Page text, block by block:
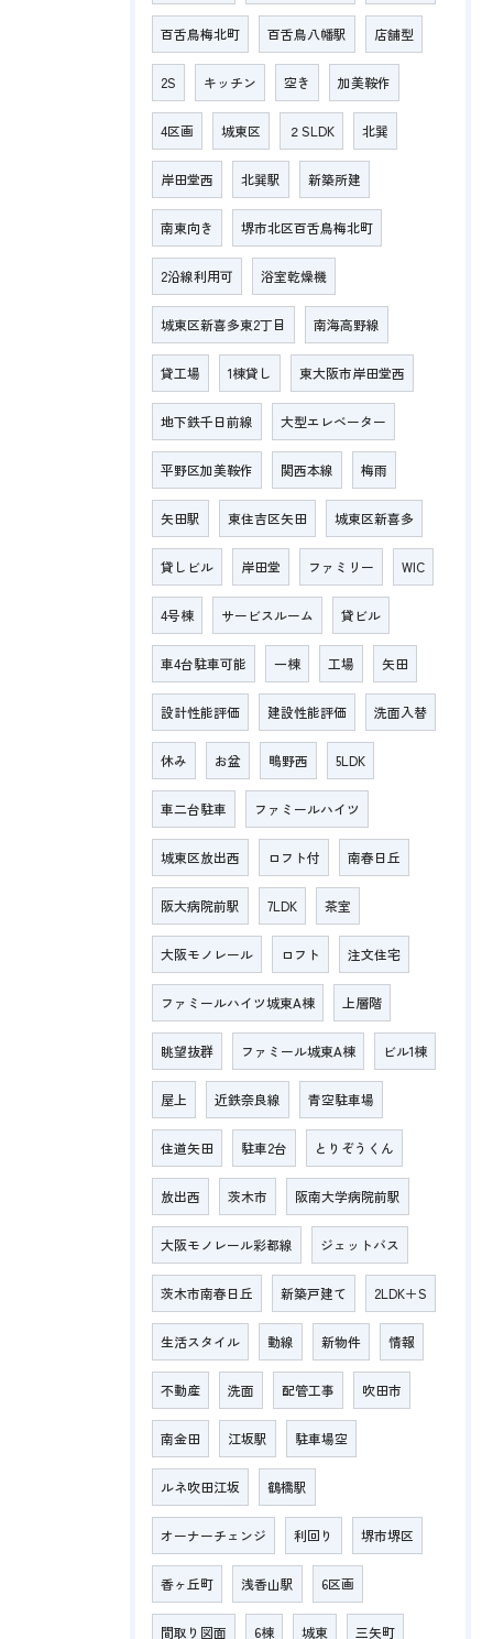
百舌鳥梅北町 百舌鳥八幡駅 店舗型
2S キッチン 空き 加美鞍作
4区画 城東区 ２SLDK 北巽
岸田堂西 北巽駅 新築所建
南東向き 堺市北区百舌鳥梅北町
2沿線利用可 浴室乾燥機
城東区新喜多東2丁目 南海高野線
貸工場 1棟貸し 東大阪市岸田堂西
地下鉄千日前線 大型エレベーター
平野区加美鞍作 関西本線 梅雨
矢田駅 東住吉区矢田 城東区新喜多
貸しビル 岸田堂 ファミリー WIC
4号棟 サービスルーム 貸ビル
車4台駐車可能 一棟 工場 矢田
設計性能評価 建設性能評価 洗面入替
休み お盆 鴫野西 5LDK
車二台駐車 ファミールハイツ
城東区放出西 ロフト付 南春日丘
阪大病院前駅 7LDK 茶室
大阪モノレール ロフト 注文住宅
ファミールハイツ城東A棟 上層階
眺望抜群 ファミール城東A棟 ビル1棟
屋上 近鉄奈良線 青空駐車場
住道矢田 駐車2台 とりぞうくん
放出西 茨木市 阪南大学病院前駅
大阪モノレール彩都線 ジェットバス
茨木市南春日丘 新築戸建て 2LDK＋S
生活スタイル 動線 新物件 情報
不動産 洗面 配管工事 吹田市
南金田 江坂駅 駐車場空
ルネ吹田江坂 鶴橋駅
オーナーチェンジ 利回り 堺市堺区
香ヶ丘町 浅香山駅 6区画
間取り図面 6棟 城東 三矢町